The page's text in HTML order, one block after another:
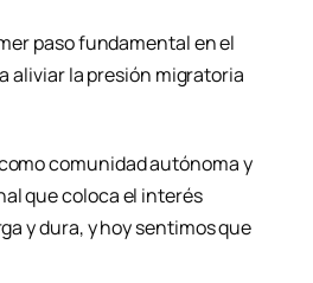
paso fundamental en el
aliviar la presión migratoria
comunidad autónoma y
que coloca el interés
y dura, y hoy sentimos que